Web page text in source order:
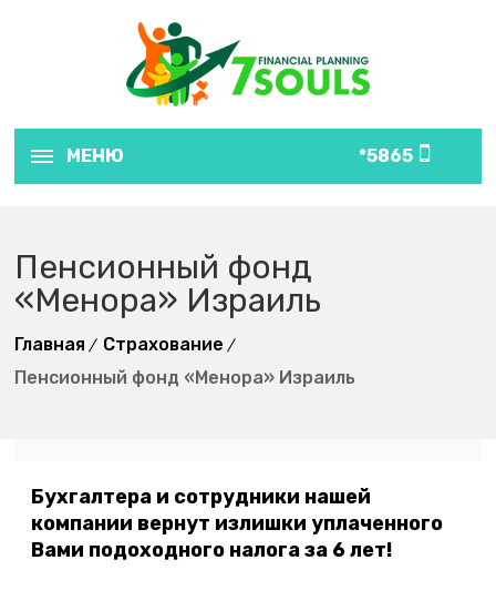
МЕНЮ 5865*
Пенсионный фонд
«Менора» Израиль
Главная
Страхование
Пенсионный фонд «Менора» Израиль
Бухгалтера и сотрудники нашей
компании вернут излишки уплаченного
Вами подоходного налога за 6 лет!